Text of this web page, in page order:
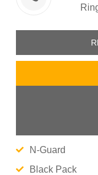
N-Guard
Black Pack